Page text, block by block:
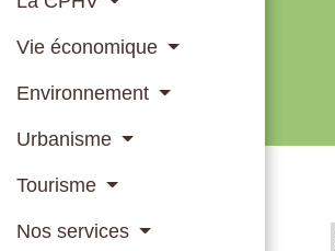
Vie économique
Environnement
Urbanisme
Tourisme
Nos services